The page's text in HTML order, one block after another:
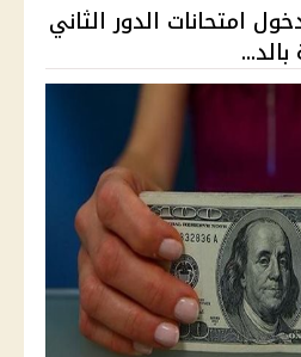
امتحانات الدور الثاني